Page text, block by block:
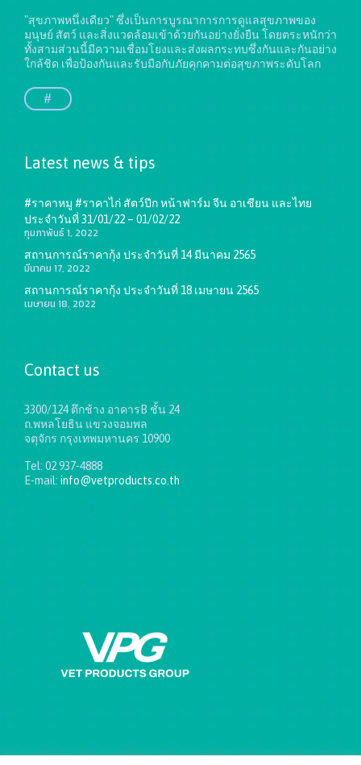
"สุขภาพหนึ่งเดียว" ซึ่งเป็นการบูรณาการการดูแลสุขภาพของ
มนุษย์ สัตว์ และสิ่งแวดล้อมเข้าด้วยกันอย่างยั่งยืนโดยตระหนักว่า
ทั้งสามส่วนนี้มีความเชื่อมโยงและส่งผลกระทบซึ่งกันและกันอย่าง
ใกล้ชิด เพื่อป้องกันและรับมือกับภัยคุกคามต่อสุขภาพระดับโลก
#
Latest news & tips
#ราคาหมู #ราคาไก่ สัตว์ปีก หน้าฟาร์ม จีน อาเชียน และไทย
ประจำวันที่ 31/01/22 – 01/02/22
กุมภาพันธ์ 1, 2022
สถานการณ์ราคากุ้ง ประจำวันที่ 14 มีนาคม 2565
มีนาคม 17, 2022
สถานการณ์ราคากุ้ง ประจำวันที่ 18 เมษายน 2565
เมษายน 18, 2022
Contact us
3300/124 ตึกช้าง อาคารB ชั้น 24
ถ.พหลโยธิน แขวงจอมพล
จตุจักร กรุงเทพมหานคร 10900
Tel: 02 937-4888
E-mail: info@vetproducts.co.th